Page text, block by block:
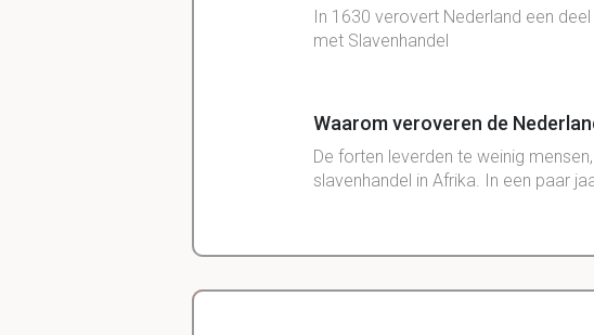
In 1630 verovert Nederland een
met Slavenhandel
Waarom veroveren de
De forten leverden te weinig
slavenhandel in Afrika. In een paar
Wat gebeurt er als de WIC in
Hierna verschuift de slavenhandel